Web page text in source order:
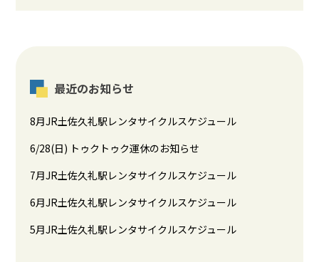
最近のお知らせ
8月JR土佐久礼駅レンタサイクルスケジュール
6/28(日) トゥクトゥク運休のお知らせ
7月JR土佐久礼駅レンタサイクルスケジュール
6月JR土佐久礼駅レンタサイクルスケジュール
5月JR土佐久礼駅レンタサイクルスケジュール